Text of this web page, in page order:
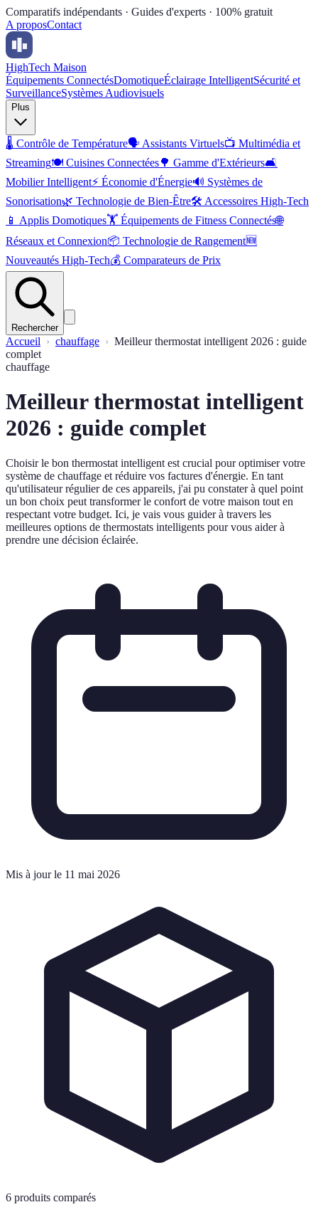
Comparatifs indépendants · Guides d'experts · 100% gratuit
A proposContact
HighTech Maison
Équipements ConnectésDomotiqueÉclairage IntelligentSécurité et
SurveillanceSystèmes Audiovisuels
Plus
🌡️ Contrôle de Température🗣️ Assistants Virtuels📺 Multimédia et
Streaming🍽️ Cuisines Connectées🌳 Gamme d'Extérieurs🛋️
Mobilier Intelligent⚡ Économie d'Énergie🔊 Systèmes de
Sonorisation🌿 Technologie de Bien-Être🛠️ Accessoires High-Tech
📱 Applis Domotiques🏋️ Équipements de Fitness Connectés🌐
Réseaux et Connexion📦 Technologie de Rangement🆕
Nouveautés High-Tech💰 Comparateurs de Prix
Rechercher
Accueil chauffage
Meilleur thermostat intelligent 2026 : guide
complet
chauffage
Meilleur thermostat intelligent
2026 : guide complet
Choisir le bon thermostat intelligent est crucial pour optimiser votre
système de chauffage et réduire vos factures d'énergie. En tant
qu'utilisateur régulier de ces appareils, j'ai pu constater à quel point
un bon choix peut transformer le confort de votre maison tout en
respectant votre budget. Ici, je vais vous guider à travers les
meilleures options de thermostats intelligents pour vous aider à
prendre une décision éclairée.
Mis à jour le 11 mai 2026
6 produits comparés